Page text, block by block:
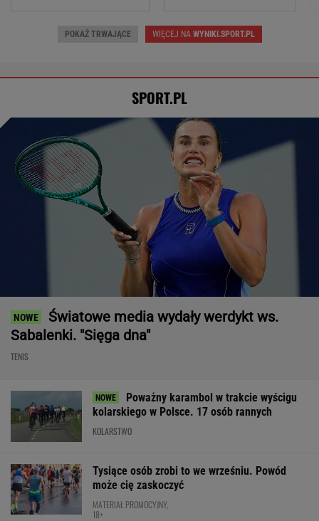
POKAŻ TRWAJĄCE WIĘCEJ NAWYNIKI.SPORT.PL
SPORT.PL
Światowe media wydały werdykt ws.
Sabalenki. "Sięga dna"
TENIS
Poważny karambol w trakcie wyścigu
kolarskiego w Polsce. 17 osób rannych
KOLARSTWO
Tysiące osób zrobi to we wrześniu. Powód
może cię zaskoczyć
MATERIAŁ PROMOCYJNY,
18+